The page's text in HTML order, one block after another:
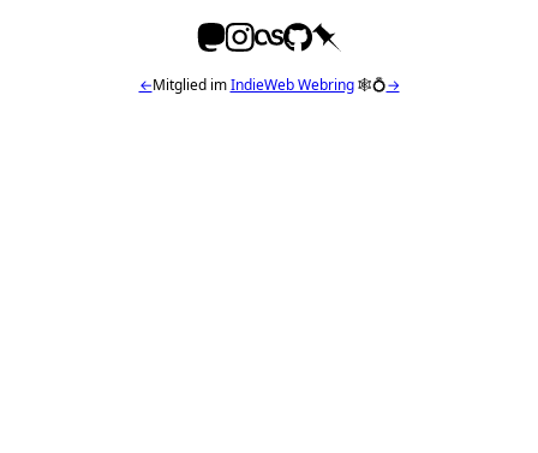
←Mitglied imIndieWeb Webring🕸💍→